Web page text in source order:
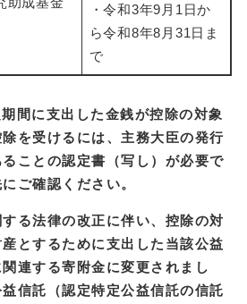
・令和3年9月1日か
ら令和8年8月31日ま
で
期間に支出した金銭が控除の対象
を受けるには、主務大臣の発行
ことの認定書（写し）が必要で
ご確認ください。
る法律の改正に伴い、控除の対
とするために支出した当該公益
連する寄附金に変更されまし
益信託（認定特定公益信託の信託